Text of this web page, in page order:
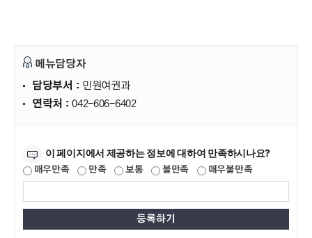
메뉴담당자
담당부서 : 민원여권과
연락처 :042-606-6402
이 페이지에서 제공하는 정보에 대하여 만족하시나요?
매우만족 만족 보통 불만족 매우불만족